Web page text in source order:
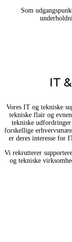
Som
IT
Vores IT og tekniske
tekniske flair og
tekniske
forskellige
er deres interesse for
Vi rekrutterer
og tekniske